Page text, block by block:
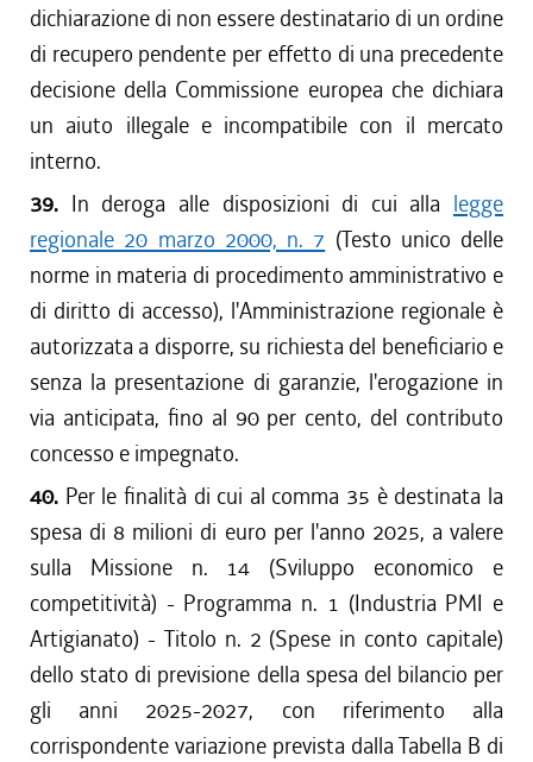
dichiarazione di non essere destinatario di un ordine
di recupero pendente per effetto di una precedente
decisione della Commissione europea che dichiara
un aiuto illegale e incompatibile con il mercato
interno.
39. In deroga alle disposizioni di cui alla legge
regionale 20 marzo 2000, n. 7 (Testo unico delle
norme in materia di procedimento amministrativo e
di diritto di accesso), l'Amministrazione regionale è
autorizzata a disporre, su richiesta del beneficiario e
senza la presentazione di garanzie, l'erogazione in
via anticipata, fino al 90 per cento, del contributo
concesso e impegnato.
40. Per le finalità di cui al comma 35 è destinata la
spesa di 8 milioni di euro per l'anno 2025, a valere
sulla Missione n. 14 (Sviluppo economico e
competitività) - Programma n. 1 (Industria PMI e
Artigianato) - Titolo n. 2 (Spese in conto capitale)
dello stato di previsione della spesa del bilancio per
gli anni 2025-2027, con riferimento alla
corrispondente variazione prevista dalla Tabella B di